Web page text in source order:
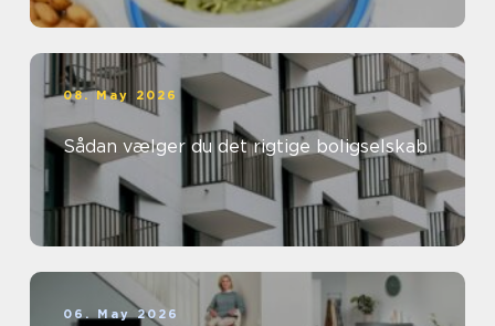
08. May 2026
Sådan vælger du det rigtige boligselskab
06. May 2026